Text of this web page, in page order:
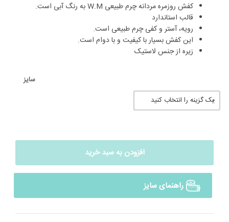
کفش روزمره مردانه چرم طبیعی W.M به رنگ آبی است.
قالب استاندارد
رویه، آستر و کفی چرم طبیعی است.
این کفش بسیار با کیفیت و با دوام است.
زیره از جنس لاستیک
سایز
افزودن به سبد خرید
راهنمای سایز